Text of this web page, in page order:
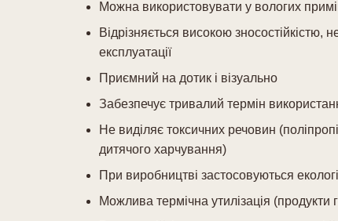
Можна використовувати у вологих
Відрізняється високою зносостійкістю,
експлуатації
Приємний на дотик і візуально
Забезпечує тривалий термін
Не виділяє токсичних речовин
дитячого харчування)
При виробництві застосовуються
Можлива термічна утилізація